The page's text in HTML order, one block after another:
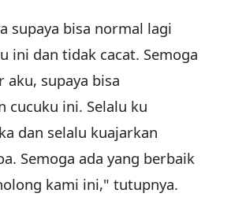
supaya bisa normal lagi
ini dan tidak cacat. Semoga
aku, supaya bisa
cucuku ini. Selalu ku
dan selalu kuajarkan
Semoga ada yang berbaik
kami ini," tutupnya.